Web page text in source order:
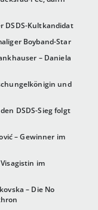
DSDS-Kultkandidat
Boyband-Star
– Daniela
und
DSDS-Sieg folgt
– Gewinner im
im
– Die No